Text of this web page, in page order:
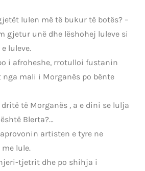
lulen më të bukur të botës? –
gjetur unë dhe lëshohej luleve si
luleve.
i afroheshe, rrotulloi fustanin
mali i Morganës po bënte
të Morganës , a e dini se lulja
Blerta?…
artisten e tyre ne
lule.
tjetrit dhe po shihja i